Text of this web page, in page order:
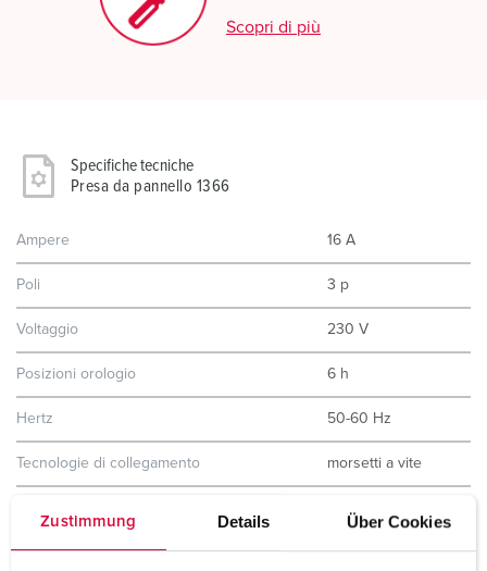
Zustimmung Details Über Cookies
Scopri di più
Specifiche tecniche
Presa da pannello 1366
Ampere 16 A
Poli 3 p
Voltaggio 230 V
Posizioni orologio 6 h
Hertz 50-60 Hz
Tecnologie di collegamento morsetti a vite
Grado di protezione IP44